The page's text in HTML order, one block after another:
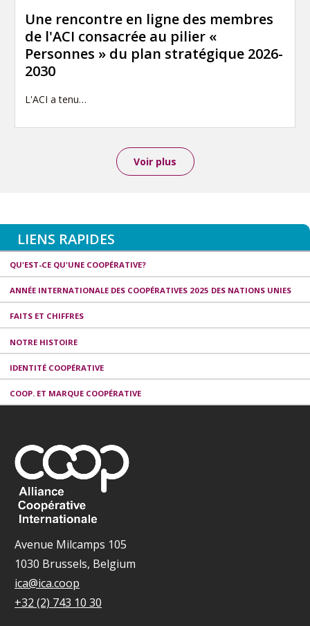
Une rencontre en ligne des membres
de l'ACI consacrée au pilier «
Personnes » du plan stratégique 2026-
2030
L'ACI a tenu…
Voir plus
LIENS RAPIDES
QU'EST-CE QU'UNE COOPÉRATIVE?
ANNÉE INTERNATIONALE DES COOPÉRATIVES 2025 DES NATIONS UNIES
FAITS ET CHIFFRES
NOTRE HISTOIRE
IDENTITÉ COOPÉRATIVE
COOP. ET MARQUE COOPÉRATIVE
Avenue Milcamps 105
1030 Brussels, Belgium
ica@ica.coop
+32 (2) 743 10 30